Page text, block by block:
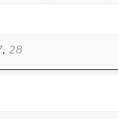
, 28